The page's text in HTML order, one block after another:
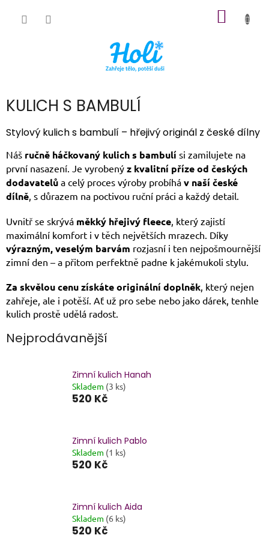
KULICH S BAMBULÍ
Stylový kulich s bambulí – hřejivý originál z české dílny
Náš ručně háčkovaný kulich s bambulí si zamilujete na
první nasazení. Je vyrobený z kvalitní příze od českých
dodavatelů a celý proces výroby probíhá v naší české
dílně, s důrazem na poctivou ruční práci a každý detail.
Uvnitř se skrývá měkký hřejivý fleece, který zajistí
maximální komfort i v těch největších mrazech. Díky
výrazným, veselým barvám rozjasní i ten nejpošmournější
zimní den – a přitom perfektně padne k jakémukoli stylu.
Za skvělou cenu získáte originální doplněk, který nejen
zahřeje, ale i potěší. Ať už pro sebe nebo jako dárek, tenhle
kulich prostě udělá radost.
Nejprodávanější
Zimní kulich Hanah
Skladem (3 ks)
520 Kč
Zimní kulich Pablo
Skladem (1 ks)
520 Kč
Zimní kulich Aida
Skladem (6 ks)
520 Kč